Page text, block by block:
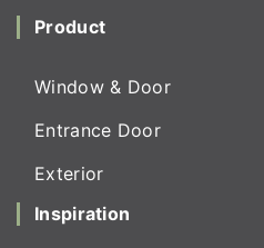
Product
Window & Door
Entrance Door
Exterior
Inspiration